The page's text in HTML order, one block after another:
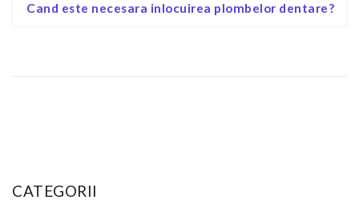
Cand este necesara inlocuirea plombelor dentare?
CATEGORII